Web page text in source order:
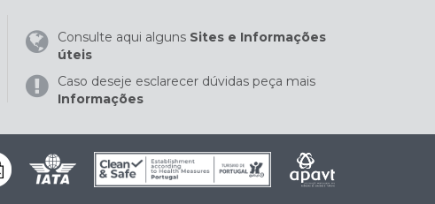
Consulte aqui alguns Sites e Informações
úteis
Caso deseje esclarecer dúvidas peça mais
Informações